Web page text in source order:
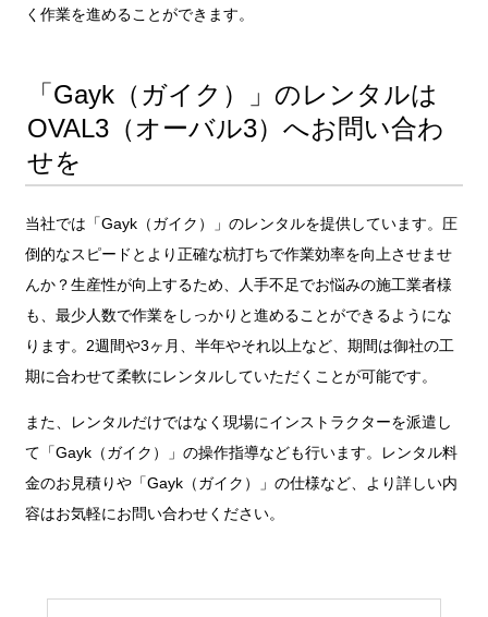
く作業を進めることができます。
「Gayk（ガイク）」のレンタルは
OVAL3（オーバル3）へお問い合わ
せを
当社では「Gayk（ガイク）」のレンタルを提供しています。圧
倒的なスピードとより正確な杭打ちで作業効率を向上させませ
んか？生産性が向上するため、人手不足でお悩みの施工業者様
も、最少人数で作業をしっかりと進めることができるようにな
ります。2週間や3ヶ月、半年やそれ以上など、期間は御社の工
期に合わせて柔軟にレンタルしていただくことが可能です。
また、レンタルだけではなく現場にインストラクターを派遣し
て「Gayk（ガイク）」の操作指導なども行います。レンタル料
金のお見積りや「Gayk（ガイク）」の仕様など、より詳しい内
容はお気軽にお問い合わせください。